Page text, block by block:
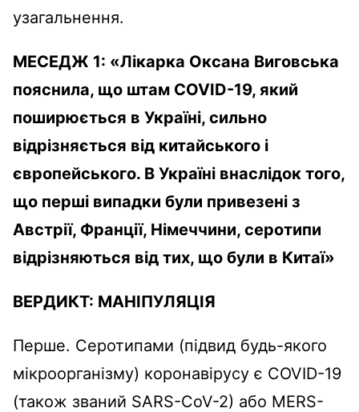
узагальнення.
МЕСЕДЖ 1: «Лікарка Оксана Виговська
пояснила, що штам COVID-19, який
поширюється в Україні, сильно
відрізняється від китайського і
європейського. В Україні внаслідок того,
що перші випадки були привезені з
Австрії, Франції, Німеччини, серотипи
відрізняються від тих, що були в Китаї»
ВЕРДИКТ: МАНІПУЛЯЦІЯ
Перше. Серотипами (підвид будь-якого
мікроорганізму) коронавірусу є COVID-19
(також званий SARS-CoV-2) або MERS-